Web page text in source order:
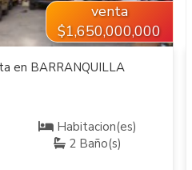
venta
$1,650,000,000
en BARRANQUILLA
Habitacion(es)
2 Baño(s)